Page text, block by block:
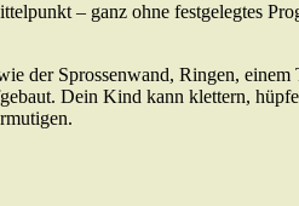
– ganz ohne festgelegtes
der Sprossenwand, Ringen,
Dein Kind kann klettern,